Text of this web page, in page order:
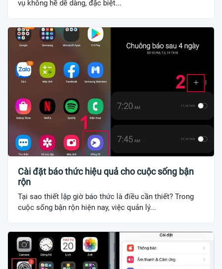
vụ không hề dễ dàng, đặc biệt...
Cài đặt báo thức hiệu quả cho cuộc sống bận
rộn
Tại sao thiết lập giờ báo thức là điều cần thiết? Trong
cuộc sống bận rộn hiện nay, việc quản lý...